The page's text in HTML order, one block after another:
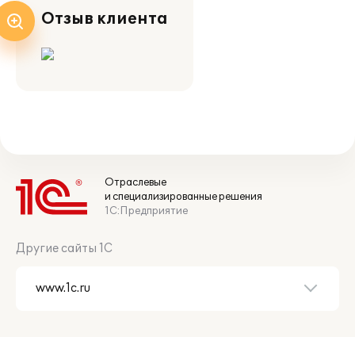
Отзыв клиента
Отраслевые
и специализированные решения
1С:Предприятие
Другие сайты 1С